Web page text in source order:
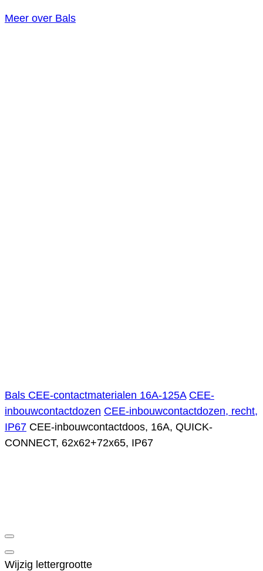
Meer over Bals
Bals CEE-contactmaterialen 16A-125A CEE-
inbouwcontactdozen CEE-inbouwcontactdozen, recht,
IP67 CEE-inbouwcontactdoos, 16A, QUICK-
CONNECT, 62x62+72x65, IP67
Wijzig lettergrootte